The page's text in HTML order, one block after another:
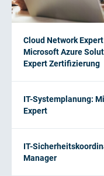
Cloud Network
Microsoft Azure
Expert Zertifizierung
IT-Systemplanung:
Expert
IT-
Manager